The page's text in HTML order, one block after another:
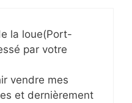
la loue(Port-
par votre
vendre mes
et dernièrement